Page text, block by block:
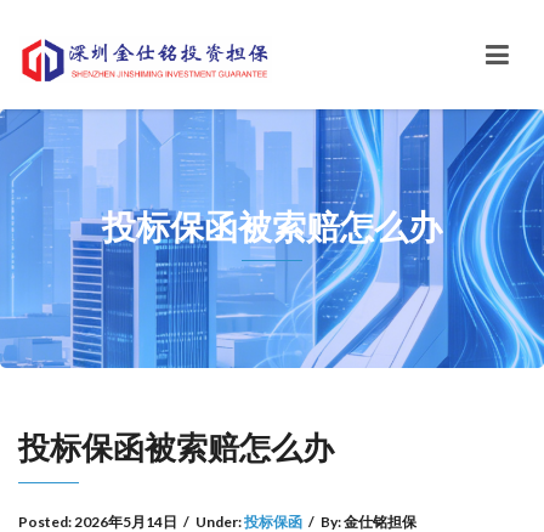
投标保函被索赔怎么办
投标保函被索赔怎么办
Posted:2026年5月14日 / Under:投标保函 / By:金仕铭担保